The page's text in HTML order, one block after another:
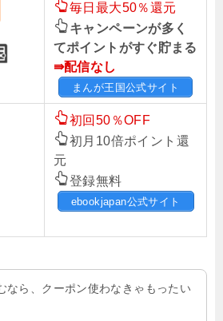
毎日最大50％還元
キャンペーンが多く
てポイントがすぐ貯まる
⇛配信なし
まんが王国公式サイト
初回50％OFF
初月10倍ポイント還
元
登録無料
ebookjapan公式サイト
なら、クーポン使わなきゃもったい